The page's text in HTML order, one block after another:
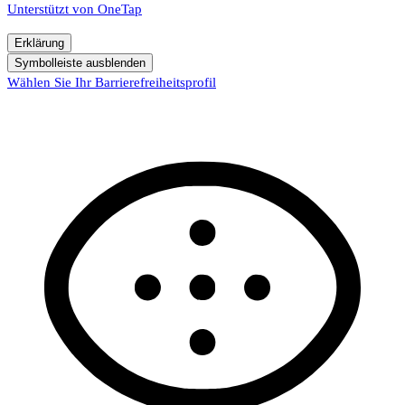
Unterstützt von OneTap
Erklärung
Symbolleiste ausblenden
Wählen Sie Ihr Barrierefreiheitsprofil